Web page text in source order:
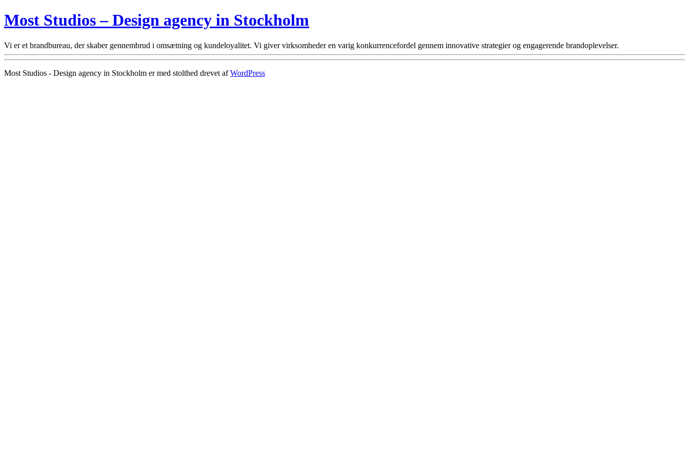
Most Studios – Design agency in Stockholm
Vi er et brandbureau, der skaber gennembrud i omsætning og kundeloyalitet. Vi giver virksomheder en varig konkurrencefordel gennem innovative strategier og engagerende brandoplevelser.
Most Studios - Design agency in Stockholm er med stolthed drevet afWordPress